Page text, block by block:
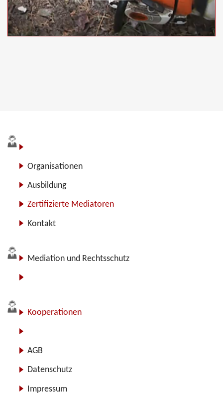
Organisationen
Ausbildung
Zertifizierte Mediatoren
Kontakt
Mediation und Rechtsschutz
Kooperationen
AGB
Datenschutz
Impressum